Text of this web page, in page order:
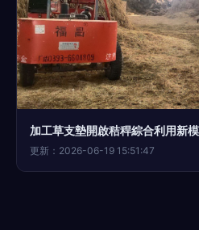
加工草支墊開啟秸稈綜合利用新
更新：2026-06-19 15:51:47